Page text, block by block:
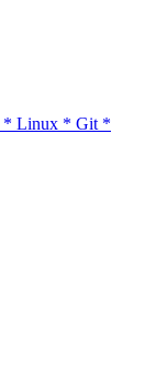
* Linux * Git *